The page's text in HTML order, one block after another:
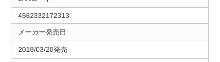
4562332172313
メーカー発売日
2018/03/20発売